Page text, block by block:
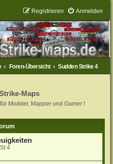
Anmelden
Registrieren
Foren-Übersicht Sudden Strike 4
Maps
Modder, Mapper und Gamer !
4